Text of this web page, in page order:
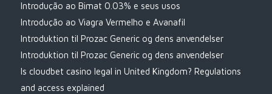
Introdução ao Bimat 0.03% e seus usos
Introdução ao Viagra Vermelho e Avanafil
Introduktion til Prozac Generic og dens anvendelser
Introduktion til Prozac Generic og dens anvendelser
Is cloudbet casino legal in United Kingdom? Regulations
and access explained